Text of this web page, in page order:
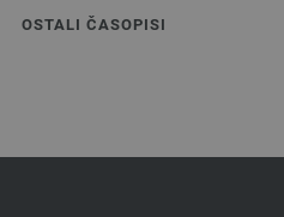
OSTALI ČASOPISI